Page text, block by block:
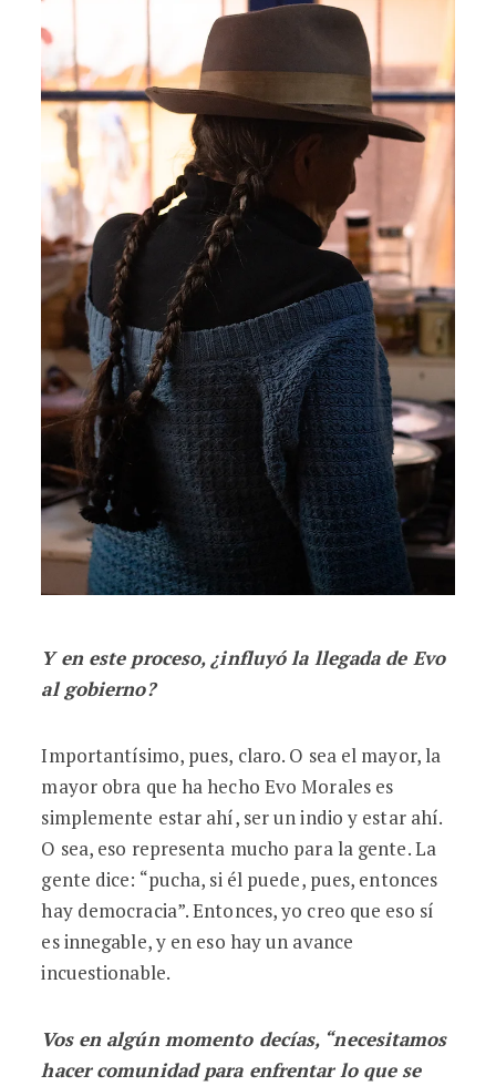
Y en este proceso, ¿influyó la llegada de Evo
al gobierno?
Importantísimo, pues, claro. O sea el mayor, la
mayor obra que ha hecho Evo Morales es
simplemente estar ahí, ser un indio y estar ahí.
O sea, eso representa mucho para la gente. La
gente dice: “pucha, si él puede, pues, entonces
hay democracia”. Entonces, yo creo que eso sí
es innegable, y en eso hay un avance
incuestionable.
Vos en algún momento decías, “necesitamos
hacer comunidad para enfrentar lo que se